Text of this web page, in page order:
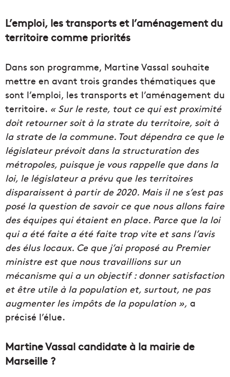
L’emploi, les transports et l’aménagement du
territoire comme priorités
Dans son programme, Martine Vassal souhaite
mettre en avant trois grandes thématiques que
sont l’emploi, les transports et l’aménagement du
territoire. « Sur le reste, tout ce qui est proximité
doit retourner soit à la strate du territoire, soit à
la strate de la commune. Tout dépendra ce que le
législateur prévoit dans la structuration des
métropoles, puisque je vous rappelle que dans la
loi, le législateur a prévu que les territoires
disparaissent à partir de 2020. Mais il ne s’est pas
posé la question de savoir ce que nous allons faire
des équipes qui étaient en place. Parce que la loi
qui a été faite a été faite trop vite et sans l’avis
des élus locaux. Ce que j’ai proposé au Premier
ministre est que nous travaillions sur un
mécanisme qui a un objectif : donner satisfaction
et être utile à la population et, surtout, ne pas
augmenter les impôts de la population », a
précisé l’élue.
Martine Vassal candidate à la mairie de
Marseille ?